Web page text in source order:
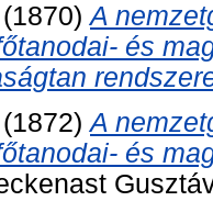
(1870)A
és
(1872)A
és